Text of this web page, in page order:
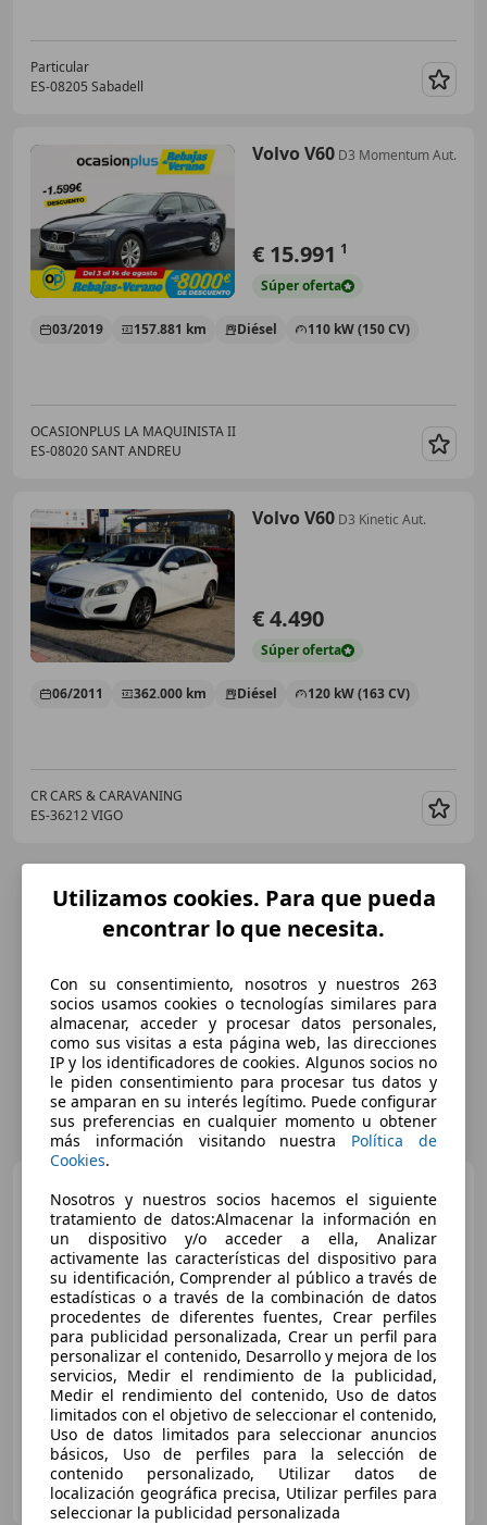
Particular
ES-08205 Sabadell
Volvo V60 D3 Momentum Aut.
€ 15.991 1
Súperoferta
03/2019 157.881 km Diésel 110 kW (150 CV)
OCASIONPLUS LA MAQUINISTA II
ES-08020 SANT ANDREU
Volvo V60 D3 Kinetic Aut.
€ 4.490
Súperoferta
06/2011 362.000 km Diésel 120 kW (163 CV)
CR CARS & CARAVANING
ES-36212 VIGO
Volvo V60
2.0 D B4 AUTO
MOMENTUM BUSINESS 197CV
5P # IVA DED
€ 16.650
Sincomparación
03/2022 163.900 km
Electro/Gasolina
145 kW (197 CV)
AUTOFESA
ES-28430 ALPEDRETE
Utilizamos cookies. Para que pueda
encontrar lo que necesita.
Con su consentimiento, nosotros y nuestros 263
socios usamos cookies o tecnologías similares para
almacenar, acceder y procesar datos personales,
como sus visitas a esta página web, las direcciones
IP y los identificadores de cookies. Algunos socios no
le piden consentimiento para procesar tus datos y
se amparan en su interés legítimo. Puede configurar
sus preferencias en cualquier momento u obtener
más información visitando nuestra Política de
Cookies.
Nosotros y nuestros socios hacemos el siguiente
tratamiento de datos:Almacenar la información en
un dispositivo y/o acceder a ella, Analizar
activamente las características del dispositivo para
su identificación, Comprender al público a través de
estadísticas o a través de la combinación de datos
procedentes de diferentes fuentes, Crear perfiles
para publicidad personalizada, Crear un perfil para
personalizar el contenido, Desarrollo y mejora de los
servicios, Medir el rendimiento de la publicidad,
Medir el rendimiento del contenido, Uso de datos
limitados con el objetivo de seleccionar el contenido,
Uso de datos limitados para seleccionar anuncios
básicos, Uso de perfiles para la selección de
contenido personalizado, Utilizar datos de
localización geográfica precisa, Utilizar perfiles para
seleccionar la publicidad personalizada